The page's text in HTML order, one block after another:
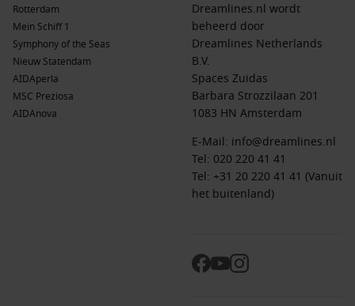
Rotterdam
Mein Schiff 1
Symphony of the Seas
Nieuw Statendam
AIDAperla
MSC Preziosa
AIDAnova
Dreamlines.nl wordt
beheerd door
Dreamlines Netherlands
B.V.
Spaces Zuidas
Barbara Strozzilaan 201
1083 HN Amsterdam
E-Mail: info@dreamlines.nl
Tel: 020 220 41 41
Tel: +31 20 220 41 41 (Vanuit
het buitenland)